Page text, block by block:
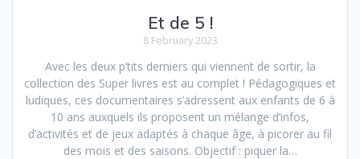
Et de 5 !
8 February 2023
Avec les deux p’tits derniers qui viennent de sortir, la
collection des Super livres est au complet ! Pédagogiques et
ludiques, ces documentaires s’adressent aux enfants de 6 à
10 ans auxquels ils proposent un mélange d’infos,
d’activités et de jeux adaptés à chaque âge, à picorer au fil
des mois et des saisons. Objectif : piquer la…